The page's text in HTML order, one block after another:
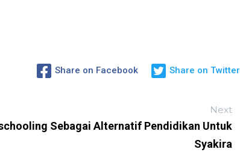
Share on Facebook Share on Twitter
Next
Sebagai Alternatif Pendidikan Untuk
Syakira